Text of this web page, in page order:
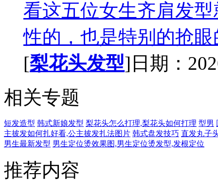
看这五位女生齐肩发
性的，也是特别的抢
[梨花头发型]日期：
相关专题
短发造型 韩式新娘发型 梨花头怎么打理,梨花头如何打理 型男
主披发如何扎好看,公主披发扎法图片 韩式盘发技巧 直发丸子
男生最新发型 男生定位烫效果图,男生定位烫发型,发根定位
推荐内容